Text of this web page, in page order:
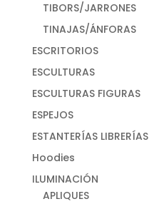
TIBORS/JARRONES
TINAJAS/ÁNFORAS
ESCRITORIOS
ESCULTURAS
ESCULTURAS FIGURAS
ESPEJOS
ESTANTERÍAS LIBRERÍAS
Hoodies
ILUMINACIÓN
APLIQUES